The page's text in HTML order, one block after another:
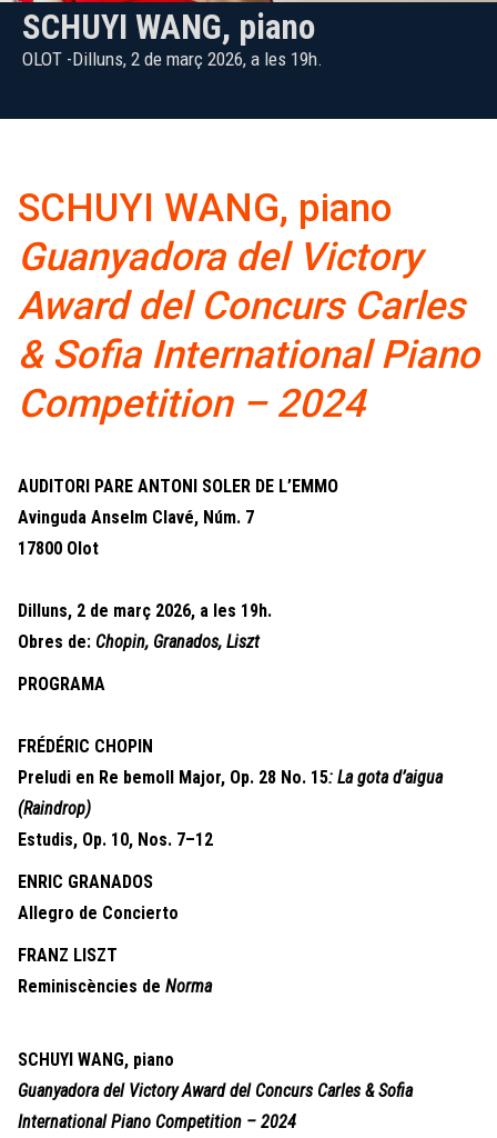
SCHUYI WANG, piano
OLOT -Dilluns, 2 de març 2026, a les 19h.
SCHUYI WANG, piano
Guanyadora del Victory
Award del Concurs Carles
& Sofia International Piano
Competition – 2024
AUDITORI PARE ANTONI SOLER DE L’EMMO
Avinguda Anselm Clavé, Núm. 7
17800 Olot
Dilluns, 2 de març 2026, a les 19h.
Obres de: Chopin, Granados, Liszt
PROGRAMA
FRÉDÉRIC CHOPIN
Preludi en Re bemoll Major, Op. 28 No. 15: La gota d’aigua
(Raindrop)
Estudis, Op. 10, Nos. 7–12
ENRIC GRANADOS
Allegro de Concierto
FRANZ LISZT
Reminiscències de Norma
SCHUYI WANG, piano
Guanyadora del Victory Award del Concurs Carles & Sofia
International Piano Competition – 2024